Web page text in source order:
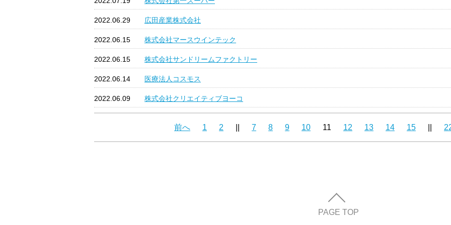
2022.06.29 広田産業株式会社
2022.06.15 株式会社マースウインテック
2022.06.15 株式会社サンドリームファクトリー
2022.06.14 医療法人コスモス
2022.06.09 株式会社クリエイティブヨーコ
前へ 1 2 7 8 9 10 11 12 13 14 15
PAGE TOP